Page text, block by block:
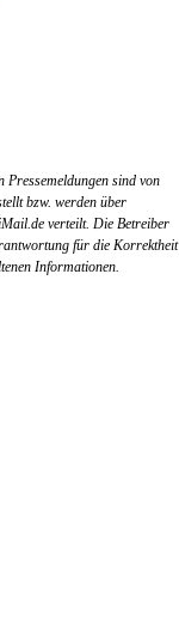
sind von
bzw. werden über
verteilt. Die Betreiber
für die Korrektheit
Informationen.